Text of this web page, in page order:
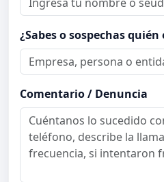
¿Sabes o sospechas quién
Comentario / Denuncia